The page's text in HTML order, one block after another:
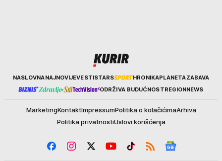
KurirNASLOVNANAJNOVIJEVESTISTARS HRONIKAPLANETAZABAVA
ODRŽIVA BUDUĆNOSTREGIONNEWS
MarketingKontaktImpressumPolitika o kolačićimaArhiva
Politika privatnostiUslovi korišćenja